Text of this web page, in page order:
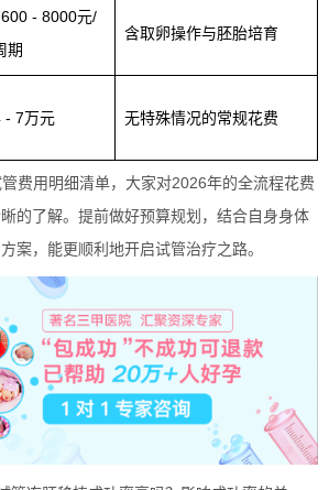
- 8000元/
期
含取卵操作与胚胎培育
- 7万元 无特殊情况的常规花费
费用明细清单，大家对2026年的全流程花费
的了解。提前做好预算规划，结合自身身体
案，能更顺利地开启试管治疗之路。